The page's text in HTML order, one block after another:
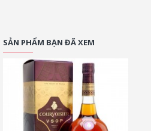
SẢN PHẨM BẠN ĐÃ XEM